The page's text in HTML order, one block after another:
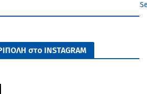
στο INSTAGRAM